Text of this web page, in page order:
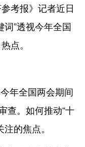
考报》记者近日
”透视今年全国
点。
年全国两会期间
查。如何推动“十
的焦点。